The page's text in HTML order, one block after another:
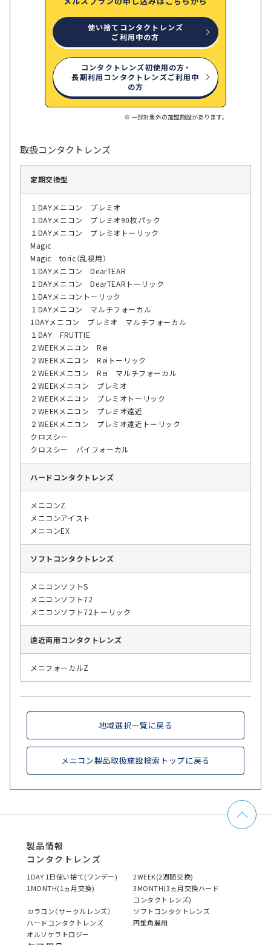
使い捨てコンタクトレンズ
ご利用中の方
コンタクトレンズ初使用の方・
長期利用コンタクトレンズご利用中
の方
一部対象外の加盟施設があります。
取扱コンタクトレンズ
定期交換型
１DAYメニコン プレミオ
１DAYメニコン プレミオ90枚パック
１DAYメニコン プレミオトーリック
Magic
Magic toric（乱視用）
１DAYメニコン DearTEAR
１DAYメニコン DearTEARトーリック
１DAYメニコントーリック
１DAYメニコン マルチフォーカル
1DAYメニコン プレミオ マルチフォーカル
１DAY FRUTTIE
２WEEKメニコン Rei
２WEEKメニコン Reiトーリック
２WEEKメニコン Rei マルチフォーカル
２WEEKメニコン プレミオ
２WEEKメニコン プレミオトーリック
２WEEKメニコン プレミオ遠近
２WEEKメニコン プレミオ遠近トーリック
クロスシー
クロスシー バイフォーカル
ハード コンタクトレンズ
メニコンZ
メニコンアイスト
メニコンEX
ソフト コンタクトレンズ
メニコンソフトS
メニコンソフト72
メニコンソフト72トーリック
遠近両用コンタクトレンズ
メニフォーカルZ
地域選択一覧に戻る
メニコン製品取扱施設検索トップに戻る
製品情報
コンタクトレンズ
1DAY 1日使い捨て(ワンデー)
2WEEK(2週間交換)
1MONTH(1ヵ月交換)
3MONTH(3ヵ月交換ハード
コンタクトレンズ)
カラコン（サークルレンズ）
ソフトコンタクトレンズ
ハードコンタクトレンズ
円錐角膜用
オルソケラトロジー